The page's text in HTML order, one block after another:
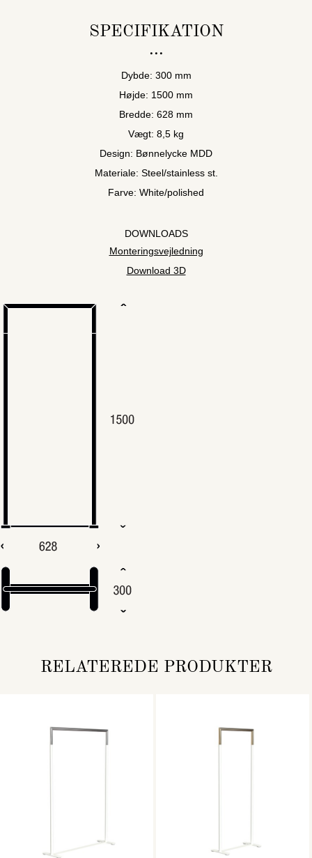
SPECIFIKATION
Dybde: 300 mm
Højde: 1500 mm
Bredde: 628 mm
Vægt: 8,5 kg
Design: Bønnelycke MDD
Materiale: Steel/stainless st.
Farve: White/polished
DOWNLOADS
Monteringsvejledning
Download 3D
RELATEREDE PRODUKTER